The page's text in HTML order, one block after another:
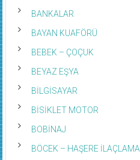
BANKALAR
BAYAN KUAFÖRÜ
BEBEK – ÇOÇUK
BEYAZ EŞYA
BİLGİSAYAR
BİSİKLET MOTOR
BOBİNAJ
BÖCEK – HAŞERE İLAÇLAMA